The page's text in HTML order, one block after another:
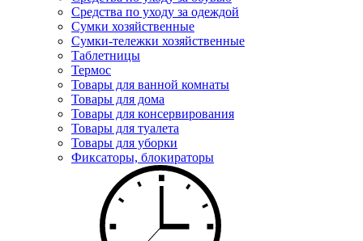
Средства по уходу за одеждой
Сумки хозяйственные
Сумки-тележки хозяйственные
Таблетницы
Термос
Товары для ванной комнаты
Товары для дома
Товары для консервирования
Товары для туалета
Товары для уборки
Фиксаторы, блокираторы